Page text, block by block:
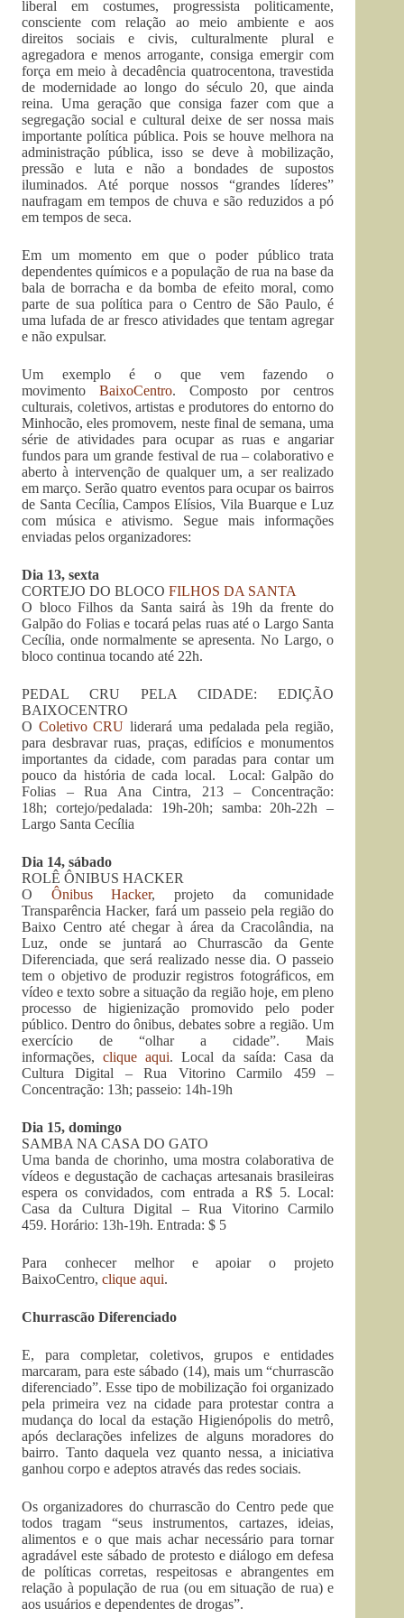
liberal em costumes, progressista politicamente,
consciente com relação ao meio ambiente e aos
direitos sociais e civis, culturalmente plural e
agregadora e menos arrogante, consiga emergir com
força em meio à decadência quatrocentona, travestida
de modernidade ao longo do século 20, que ainda
reina. Uma geração que consiga fazer com que a
segregação social e cultural deixe de ser nossa mais
importante política pública. Pois se houve melhora na
administração pública, isso se deve à mobilização,
pressão e luta e não a bondades de supostos
iluminados. Até porque nossos “grandes líderes”
naufragam em tempos de chuva e são reduzidos a pó
em tempos de seca.
Em um momento em que o poder público trata
dependentes químicos e a população de rua na base da
bala de borracha e da bomba de efeito moral, como
parte de sua política para o Centro de São Paulo, é
uma lufada de ar fresco atividades que tentam agregar
e não expulsar.
Um exemplo é o que vem fazendo o
movimento BaixoCentro. Composto por centros
culturais, coletivos, artistas e produtores do entorno do
Minhocão, eles promovem, neste final de semana, uma
série de atividades para ocupar as ruas e angariar
fundos para um grande festival de rua – colaborativo e
aberto à intervenção de qualquer um, a ser realizado
em março. Serão quatro eventos para ocupar os bairros
de Santa Cecília, Campos Elísios, Vila Buarque e Luz
com música e ativismo. Segue mais informações
enviadas pelos organizadores:
Dia 13, sexta
CORTEJO DO BLOCO FILHOS DA SANTA
O bloco Filhos da Santa sairá às 19h da frente do
Galpão do Folias e tocará pelas ruas até o Largo Santa
Cecília, onde normalmente se apresenta. No Largo, o
bloco continua tocando até 22h.
PEDAL CRU PELA CIDADE: EDIÇÃO
BAIXOCENTRO
O Coletivo CRU liderará uma pedalada pela região,
para desbravar ruas, praças, edifícios e monumentos
importantes da cidade, com paradas para contar um
pouco da história de cada local. Local: Galpão do
Folias – Rua Ana Cintra, 213 – Concentração:
18h; cortejo/pedalada: 19h-20h; samba: 20h-22h –
Largo Santa Cecília
Dia 14, sábado
ROLÊ ÔNIBUS HACKER
O Ônibus Hacker, projeto da comunidade
Transparência Hacker, fará um passeio pela região do
Baixo Centro até chegar à área da Cracolândia, na
Luz, onde se juntará ao Churrascão da Gente
Diferenciada, que será realizado nesse dia. O passeio
tem o objetivo de produzir registros fotográficos, em
vídeo e texto sobre a situação da região hoje, em pleno
processo de higienização promovido pelo poder
público. Dentro do ônibus, debates sobre a região. Um
exercício de “olhar a cidade”. Mais
informações,clique aqui. Local da saída: Casa da
Cultura Digital – Rua Vitorino Carmilo 459 –
Concentração: 13h; passeio: 14h-19h
Dia 15, domingo
SAMBA NA CASA DO GATO
Uma banda de chorinho, uma mostra colaborativa de
vídeos e degustação de cachaças artesanais brasileiras
espera os convidados, com entrada a R$ 5. Local:
Casa da Cultura Digital – Rua Vitorino Carmilo
459. Horário: 13h-19h. Entrada: $ 5
Para conhecer melhor e apoiar o projeto
BaixoCentro, clique aqui.
Churrascão Diferenciado
E, para completar, coletivos, grupos e entidades
marcaram, para este sábado (14), mais um “churrascão
diferenciado”. Esse tipo de mobilização foi organizado
pela primeira vez na cidade para protestar contra a
mudança do local da estação Higienópolis do metrô,
após declarações infelizes de alguns moradores do
bairro. Tanto daquela vez quanto nessa, a iniciativa
ganhou corpo e adeptos através das redes sociais.
Os organizadores do churrascão do Centro pede que
todos tragam “seus instrumentos, cartazes, ideias,
alimentos e o que mais achar necessário para tornar
agradável este sábado de protesto e diálogo em defesa
de políticas corretas, respeitosas e abrangentes em
relação à população de rua (ou em situação de rua) e
aos usuários e dependentes de drogas”.